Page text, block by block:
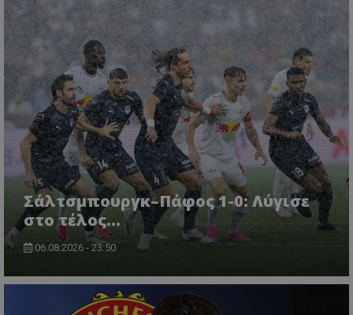
Σάλτσμπουργκ–Πάφος 1-0: Λύγισε
στο τέλος...
06.08.2026 - 23:50